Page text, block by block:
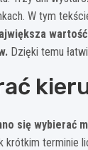
W tym
Dzięki temu
się wybierać
krótkim terminie